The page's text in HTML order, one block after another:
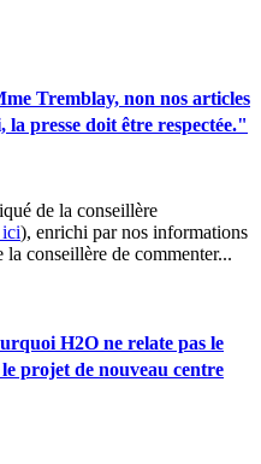
Tremblay, non nos articles
presse doit être respectée."
de la conseillère
), enrichi par nos informations
conseillère de commenter...
H2O ne relate pas le
projet de nouveau centre